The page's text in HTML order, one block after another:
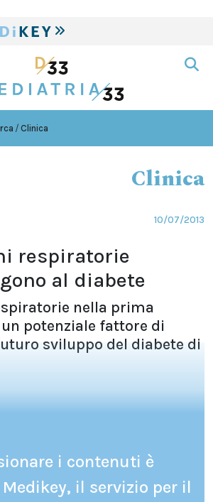
Clinica
Clinica
10/07/2013
respiratorie
al diabete
nella prima
potenziale fattore di
sviluppo del diabete di
i contenuti è
il servizio per il